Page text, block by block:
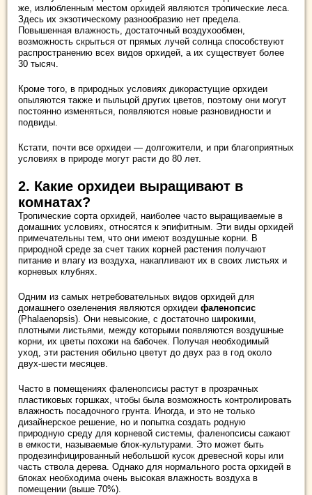
же, излюбленным местом орхидей являются тропические леса.
Здесь их экзотическому разнообразию нет предела.
Повышенная влажность, достаточный воздухообмен,
возможность скрыться от прямых лучей солнца способствуют
распространению всех видов орхидей, а их существует более
30 тысяч.
Кроме того, в природных условиях дикорастущие орхидеи
опыляются также и пыльцой других цветов, поэтому они могут
постоянно изменяться, появляются новые разновидности и
подвиды.
Кстати, почти все орхидеи — долгожители, и при благоприятных
условиях в природе могут расти до 80 лет.
2. Какие орхидеи выращивают в
комнатах?
Тропические сорта орхидей, наиболее часто выращиваемые в
домашних условиях, относятся к эпифитным. Эти виды орхидей
примечательны тем, что они имеют воздушные корни. В
природной среде за счет таких корней растения получают
питание и влагу из воздуха, накапливают их в своих листьях и
корневых клубнях.
Одним из самых нетребовательных видов орхидей для
домашнего озеленения являются орхидеи фаленопсис
(Phalaenopsis). Они невысокие, с достаточно широкими,
плотными листьями, между которыми появляются воздушные
корни, их цветы похожи на бабочек. Получая необходимый
уход, эти растения обильно цветут до двух раз в год около
двух-шести месяцев.
Часто в помещениях фаленопсисы растут в прозрачных
пластиковых горшках, чтобы была возможность контролировать
влажность посадочного грунта. Иногда, и это не только
дизайнерское решение, но и попытка создать родную
природную среду для корневой системы, фаленопсисы сажают
в емкости, называемые блок-культурами. Это может быть
продезинфицированный небольшой кусок древесной коры или
часть ствола дерева. Однако для нормального роста орхидей в
блоках необходима очень высокая влажность воздуха в
помещении (выше 70%).